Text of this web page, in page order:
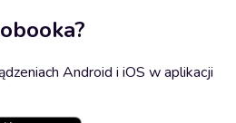
Android i iOS w aplikacji